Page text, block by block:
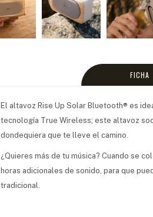
FICHA
El altavoz Rise Up Solar Bluetooth® es
tecnología True Wireless; este altavoz
dondequiera que te lleve el camino.
¿Quieres más de tu música? Cuando se
horas adicionales de sonido, para que
tradicional.